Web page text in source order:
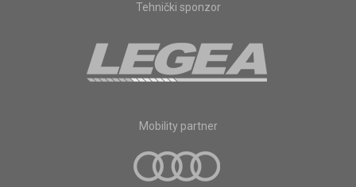
Tehnički sponzor
Mobility partner